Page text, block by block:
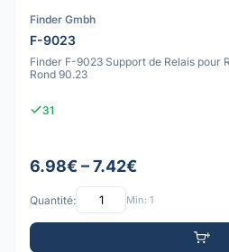
Finder Gmbh
F-9023
Finder F-9023 Support de Relais pour
Rond 90.23
31
6.98€ – 7.42€
Quantité: Min: 1